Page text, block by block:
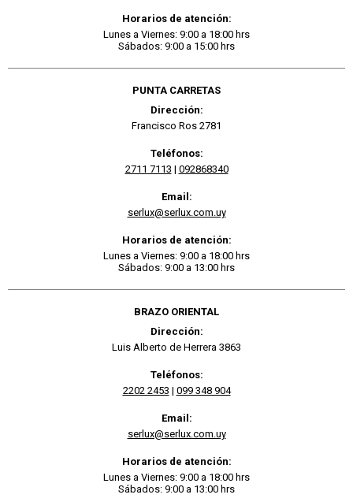
Horarios de atención:
Lunes a Viernes: 9:00 a 18:00 hrs
Sábados: 9:00 a 15:00 hrs
PUNTA CARRETAS
Dirección:
Francisco Ros 2781
Teléfonos:
2711 7113 | 092868340
Email:
serlux@serlux.com.uy
Horarios de atención:
Lunes a Viernes: 9:00 a 18:00 hrs
Sábados: 9:00 a 13:00 hrs
BRAZO ORIENTAL
Dirección:
Luis Alberto de Herrera 3863
Teléfonos:
2202 2453 | 099 348 904
Email:
serlux@serlux.com.uy
Horarios de atención:
Lunes a Viernes: 9:00 a 18:00 hrs
Sábados: 9:00 a 13:00 hrs